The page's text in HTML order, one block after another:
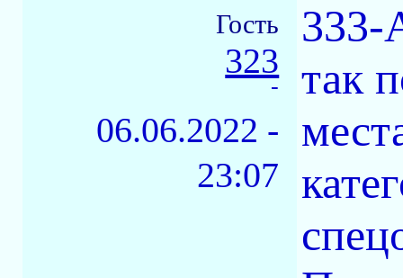
Гость
323
-
06.06.2022 -
23:07
333-
так